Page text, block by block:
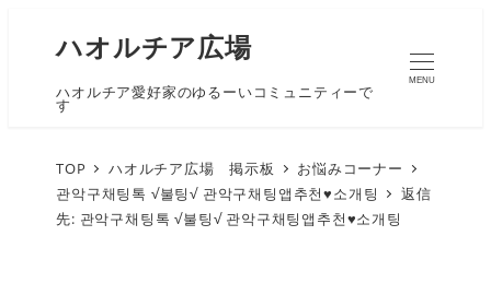
ハオルチア広場
ハオルチア愛好家のゆるーいコミュニティーで
す
MENU
TOP ハオルチア広場 掲示板
お悩みコーナー
관악구채팅톡 √불팅√ 관악구채팅앱추천♥소개팅
返信
先: 관악구채팅톡 √불팅√ 관악구채팅앱추천♥소개팅